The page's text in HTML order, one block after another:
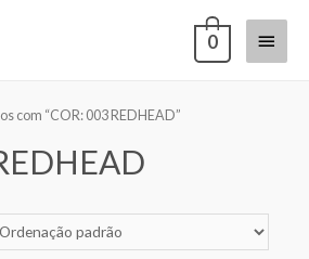
0
com “COR: 003 REDHEAD”